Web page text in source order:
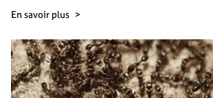
En savoir plus